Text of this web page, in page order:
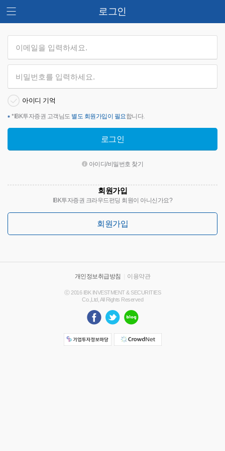
로그인
아이디 기억
*IBK투자증권 고객님도 별도 회원가입이 필요합니다.
로그인
아이디/비밀번호 찾기
회원가입
IBK투자증권 크라우드펀딩 회원이 아니신가요?
회원가입
개인정보취급방침 이용약관
ⓒ 2016 IBK INVESTMENT & SECURITIES
Co.,Ltd, All Rights Reserved